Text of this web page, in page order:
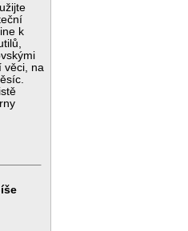
k
věci, na